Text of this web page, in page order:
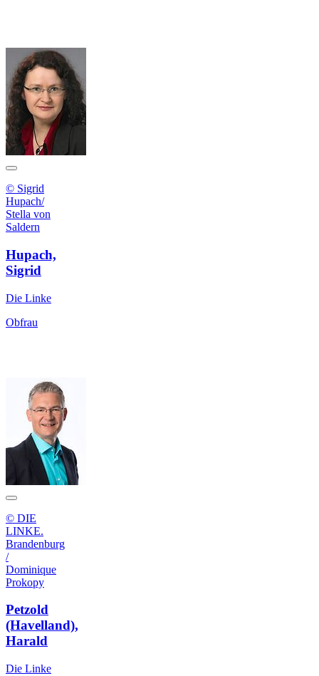
© Sigrid
Hupach/
Stella von
Saldern
Hupach,
Sigrid
Die Linke
Obfrau
© DIE
LINKE.
Brandenburg
/
Dominique
Prokopy
Petzold
(Havelland),
Harald
Die Linke